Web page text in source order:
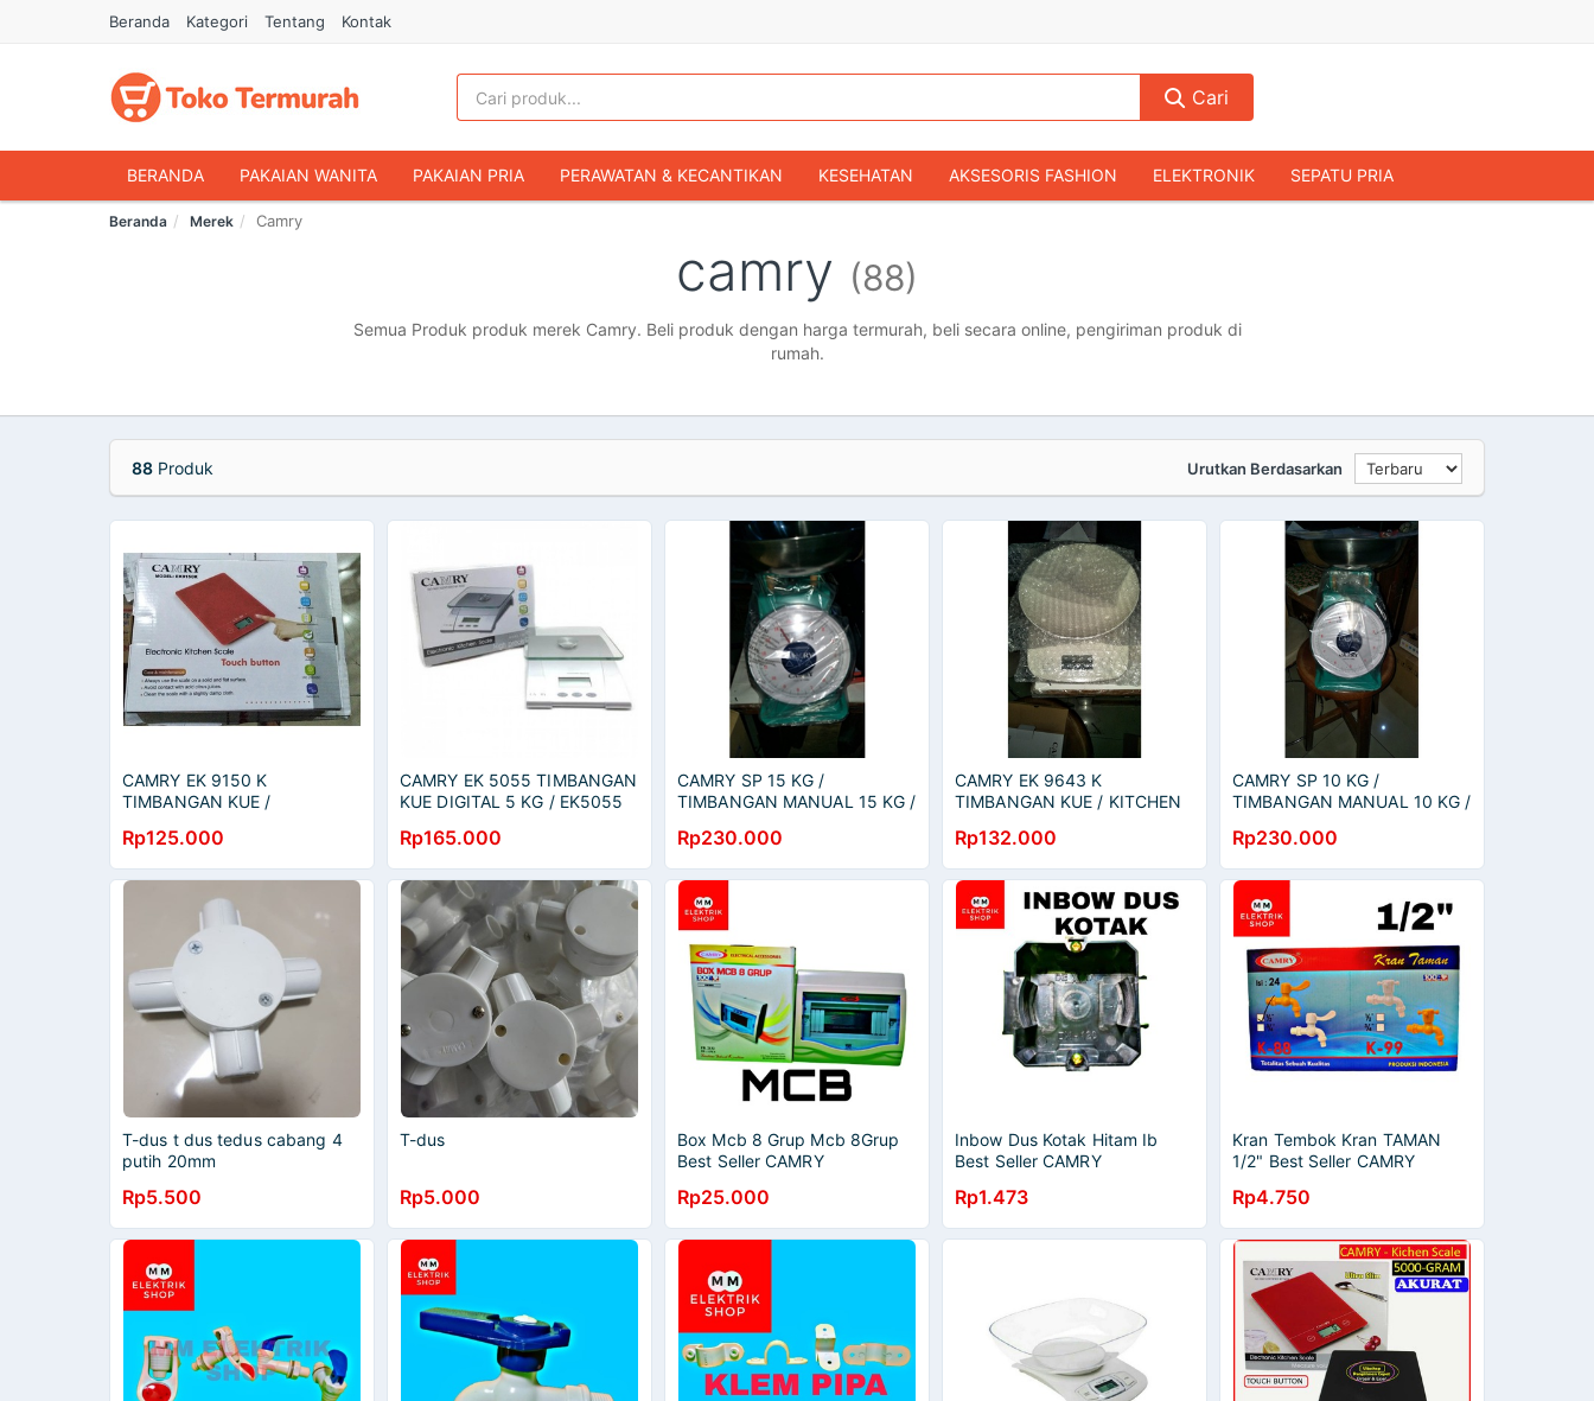
Beranda Kategori Tentang Kontak
Cari
BERANDA PAKAIAN WANITA PAKAIAN PRIA PERAWATAN & KECANTIKAN KESEHATAN AKSESORIS FASHION ELEKTRONIK SEPATU PRIA
HANDPHONE & AKSESORIS
FASHION BAYI & ANAK GAMING & KONSOL
BUKU & ALAT TULIS HOBI & KOLEKSI MOBIL SEPEDA MOTOR BUKU & MAJALAH KOMPUTER & AKSESORIS
Beranda Merek Camry
camry (88)
Semua Produk produk merek Camry. Beli produk dengan harga termurah, beli secara online, pengiriman produk di
rumah.
88 Produk Urutkan Berdasarkan
CAMRY EK 9150 K
TIMBANGAN KUE /
SCALE / EK9150K
Rp125.000
CAMRY EK 5055 TIMBANGAN
KUE DIGITAL 5 KG / EK5055
Rp165.000
CAMRY SP 15 KG /
TIMBANGAN MANUAL 15 KG /
Rp230.000
CAMRY EK 9643 K
TIMBANGAN KUE / KITCHEN
Rp132.000
CAMRY SP 10 KG /
TIMBANGAN MANUAL 10 KG /
Rp230.000
T-dus t dus tedus cabang 4
putih 20mm
Rp5.500
T-dus
Rp5.000
Box Mcb 8 Grup Mcb 8Grup
Best Seller CAMRY
Rp25.000
Inbow Dus Kotak Hitam Ib
Best Seller CAMRY
Rp1.473
Kran Tembok Kran TAMAN
1/2" Best Seller CAMRY
Rp4.750